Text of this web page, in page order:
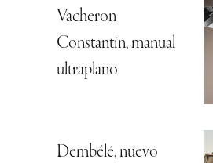
Vacheron
Constantin, manual
ultraplano
Dembélé, nuevo